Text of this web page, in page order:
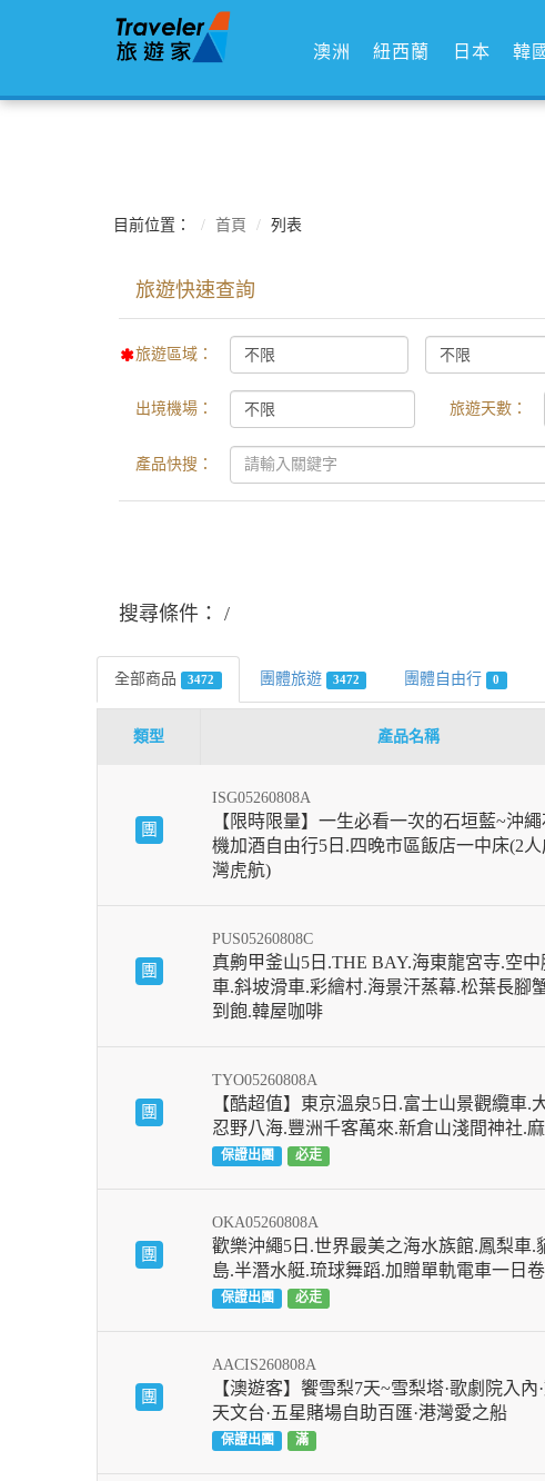
澳洲 紐西蘭 日本 韓國
目前位置： 首頁 列表
旅遊區域：
出境機場： 旅遊天數：
產品快搜：
搜尋條件：
全部商品 3472 團體旅遊 3472 團體自由行 0
類型 產品名稱
團
ISG05260808A
【限時限量】一生必看一次的石垣藍~沖
機加酒自由行5日.四晚市區飯店一中床(2人
灣虎航)
團
PUS05260808C
真齁甲釜山5日.THE BAY.海東龍宮寺.空中
車.斜坡滑車.彩繪村.海景汗蒸幕.松葉長腳
到飽.韓屋咖啡
團
TYO05260808A
【酷超值】東京溫泉5日.富士山景觀纜車.
忍野八海.豐洲千客萬來.新倉山淺間神社.
保證出團 必走
團
OKA05260808A
歡樂沖繩5日.世界最美之海水族館.鳳梨車.
島.半潛水艇.琉球舞蹈.加贈單軌電車一日卷
保證出團 必走
團
AACIS260808A
【澳遊客】饗雪梨7天~雪梨塔·歌劇院入內
天文台·五星賭場自助百匯·港灣愛之船
保證出團 滿